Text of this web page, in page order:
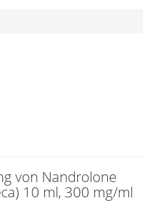
von Nandrolone
10 ml, 300 mg/ml